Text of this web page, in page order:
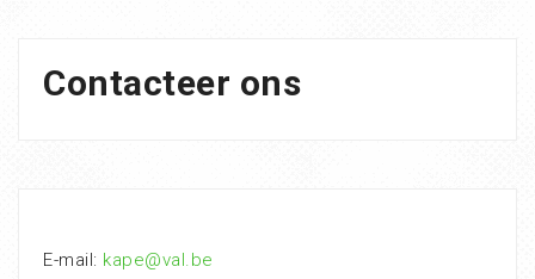
Contacteer ons
E-mail: kape@val.be